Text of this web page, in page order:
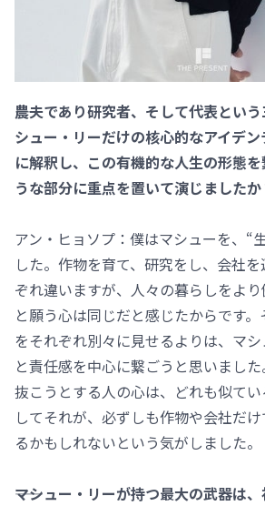
――農夫であり研究者、そして代表とい
シュー・リーだけの核心的なアイデン
に解釈し、この有機的な人生の形態
うな部分に重点を置いて演じましたか
アン・ヒョソプ：僕はマシューを、“
した。作物を育て、研究をし、会社
ぞれ違いますが、人々の暮らしをよ
と願う心は同じだと感じたからです
をそれぞれ別々に見せるよりは、マ
と責任感を中心に繋ごうと思いまし
抜こうとする人の心は、どれも似て
してそれが、必ずしも作物や会社だ
るかもしれないという気がしました。
――マシュー・リーが持つ最大の武器は